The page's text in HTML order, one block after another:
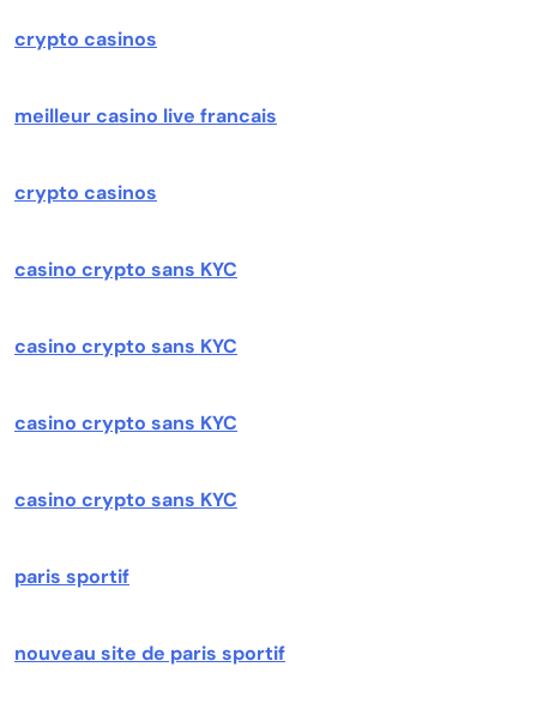
crypto casinos
meilleur casino live francais
crypto casinos
casino crypto sans KYC
casino crypto sans KYC
casino crypto sans KYC
casino crypto sans KYC
paris sportif
nouveau site de paris sportif